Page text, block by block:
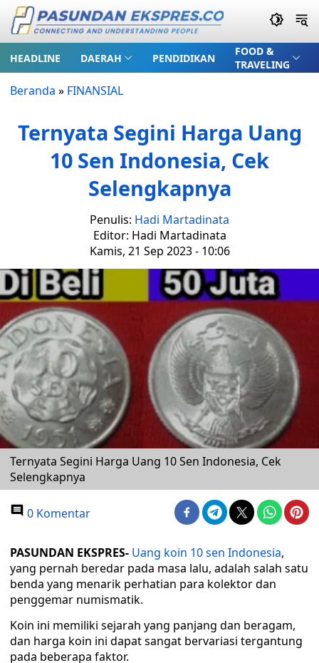
HEADLINE DAERAH PENDIDIKAN
FOOD &
TRAVELING
Beranda » FINANSIAL
Ternyata Segini Harga Uang
10 Sen Indonesia, Cek
Selengkapnya
Penulis: Hadi Martadinata
Editor: Hadi Martadinata
Kamis, 21 Sep 2023 - 10:06
Ternyata Segini Harga Uang 10 Sen Indonesia, Cek
Selengkapnya
0 Komentar
PASUNDAN EKSPRES- Uang koin 10 sen Indonesia,
yang pernah beredar pada masa lalu, adalah salah satu
benda yang menarik perhatian para kolektor dan
penggemar numismatik.
Koin ini memiliki sejarah yang panjang dan beragam,
dan harga koin ini dapat sangat bervariasi tergantung
pada beberapa faktor.